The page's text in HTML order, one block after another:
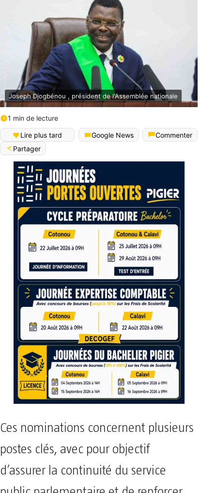
Joseph Djogbénou , président de l'Assemblée nationale
1 min de lecture
Lire plus tard Google News
Commenter
Partager
Ces nominations concernent plusieurs
postes clés, avec pour objectif
d’assurer la continuité du service